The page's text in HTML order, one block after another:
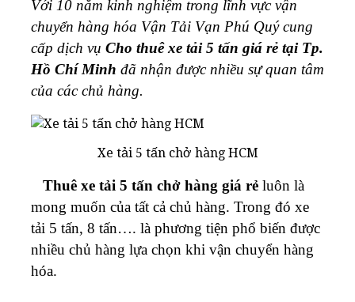
Với 10 năm kinh nghiệm trong lĩnh vực vận
chuyển hàng hóa Vận Tải Vạn Phú Quý cung
cấp dịch vụ Cho thuê xe tải 5 tấn giá rẻ tại Tp.
Hồ Chí Minh đã nhận được nhiều sự quan tâm
của các chủ hàng.
Xe tải 5 tấn chở hàng HCM
Thuê xe tải 5 tấn chở hàng giá rẻ luôn là
mong muốn của tất cả chủ hàng. Trong đó xe
tải 5 tấn, 8 tấn…. là phương tiện phổ biến được
nhiều chủ hàng lựa chọn khi vận chuyển hàng
hóa.